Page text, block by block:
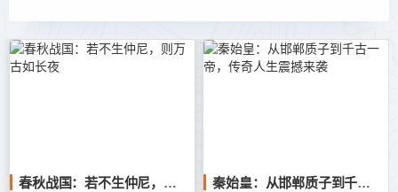
春秋战国：若不生仲尼，则万古如长夜 秦始皇：从邯郸质子到千古一帝，传奇人生震撼来袭